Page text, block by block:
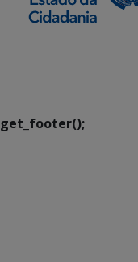
get_footer();